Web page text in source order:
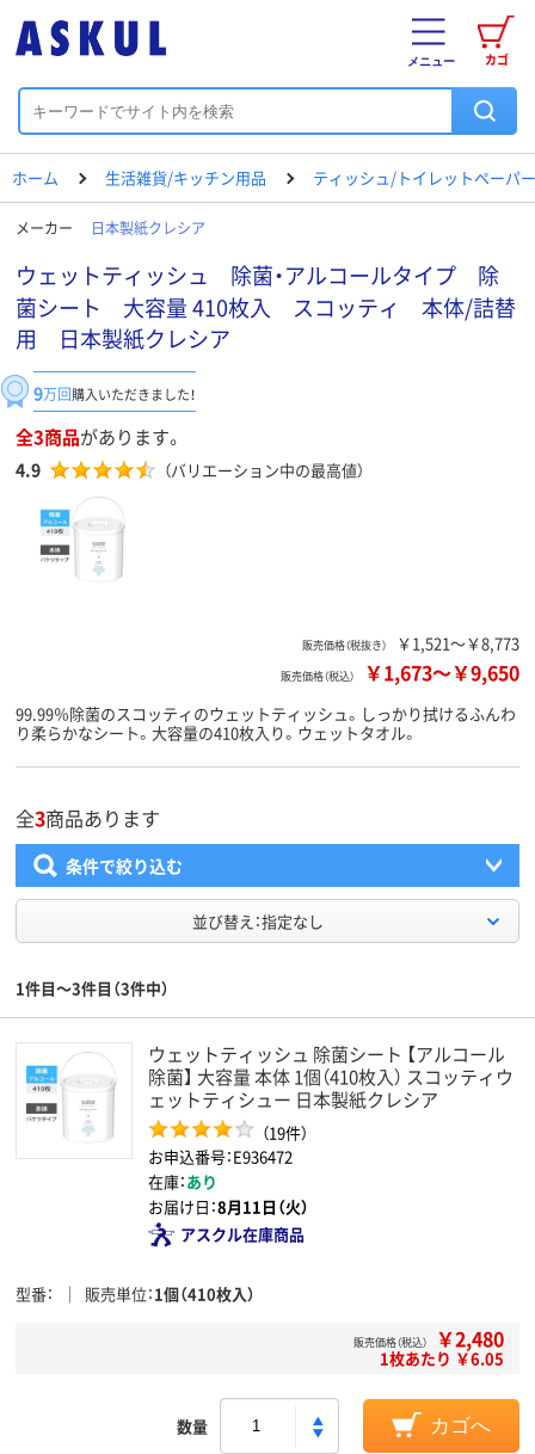
カゴ
メニュー
ホーム 生活雑貨/キッチン用品 ティッシュ/トイレットペーパ
メーカー 日本製紙クレシア
ウェットティッシュ 除菌・アルコールタイプ 除
菌シート 大容量 410枚入 スコッティ 本体/詰替
用 日本製紙クレシア
9万回購入いただきました！
全3商品があります。
4.9 （バリエーション中の最高値）
販売価格（税抜き） ￥1,521～￥8,773
販売価格（税込） ￥1,673～￥9,650
99.99％除菌のスコッティのウェットティッシュ。しっかり拭けるふんわ
り柔らかなシート。大容量の410枚入り。ウェットタオル。
全3商品あります
条件で絞り込む
並び替え：指定なし
1件目～3件目（3件中）
ウェットティッシュ 除菌シート 【アルコール
除菌】 大容量 本体 1個（410枚入） スコッティウ
ェットティシュー 日本製紙クレシア
（19件）
お申込番号：E936472
在庫：あり
お届け日：8月11日（火）
アスクル在庫商品
型番 販売単位 1個（410枚入）
販売価格（税込） ￥2,480
1枚あたり ￥6.05
数量 カゴへ